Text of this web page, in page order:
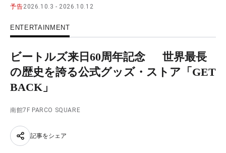
TAX FREE
PARCOメンバーズ
JP
日本語
予告2026.10.3 - 2026.10.12
ENTERTAINMENT
ビートルズ来日60周年記念 世界最長
の歴史を誇る公式グッズ・ストア「GET
BACK」
南館7F PARCO SQUARE
記事をシェア